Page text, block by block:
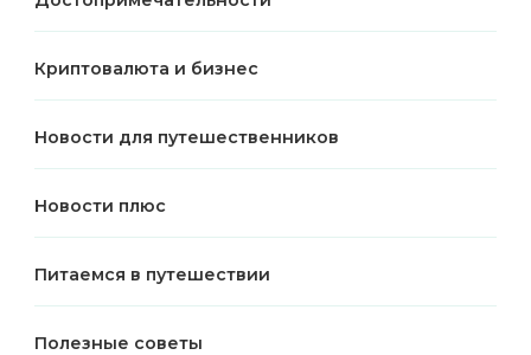
Криптовалюта и бизнес
Новости для путешественников
Новости плюс
Питаемся в путешествии
Полезные советы